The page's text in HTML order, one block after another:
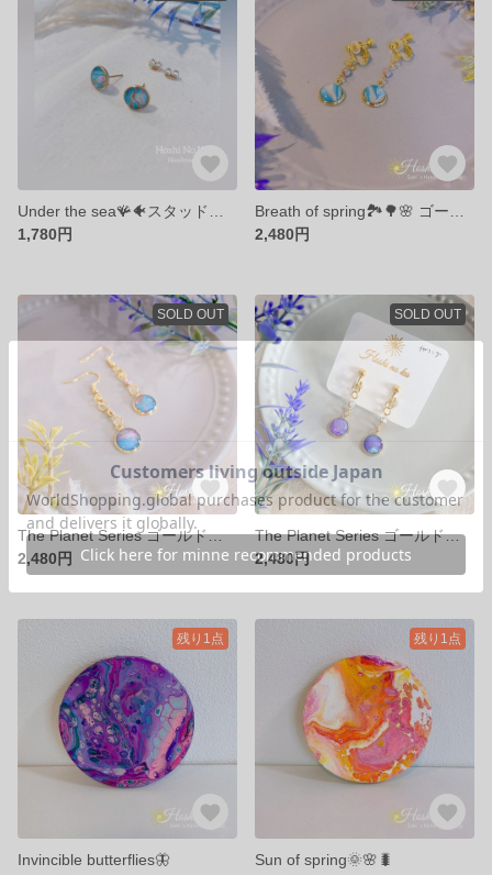
1,780円
2,480円
SOLD OUT
The Planet Series ゴールドフックピアス春 【サージカルステンレス】#ホシノコ
2,480円
SOLD OUT
The Planet Series ゴールド揺れるイヤリング #ホシノコ
2,480円
残り1点
Invincible butterflies🦋
残り1点
Sun of spring🌞🌸🐛